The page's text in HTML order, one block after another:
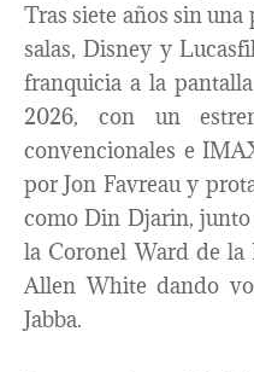
Tras siete años sin una
salas, Disney y
franquicia a la
2026, con un
convencionales e
por Jon Favreau y
como Din Djarin,
la Coronel Ward de la
Allen White dando
Jabba.